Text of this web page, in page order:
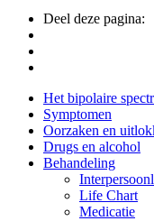
Deel deze pagina:
Side
Navigation
Het bipolaire
Symptomen
Oorzaken en
Drugs en alcohol
Behandeling
Life Chart
Medicatie